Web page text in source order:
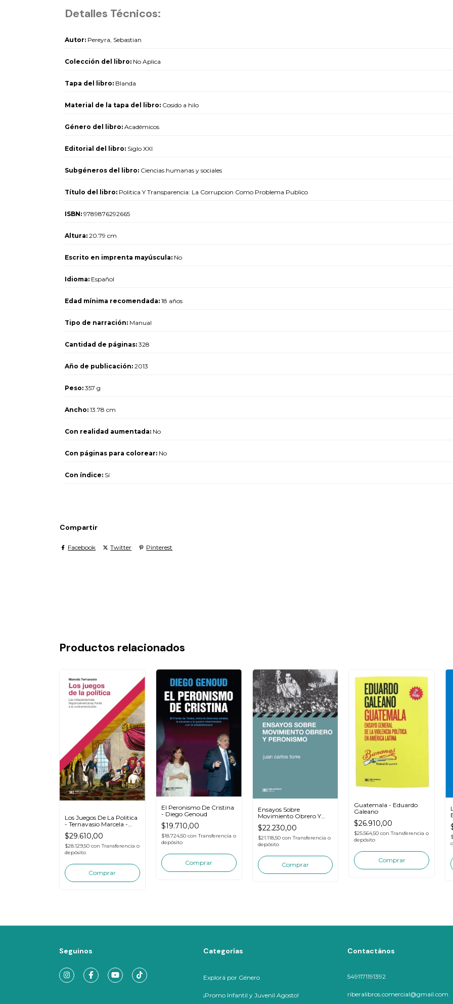
Detalles Técnicos:
Autor: Pereyra, Sebastian
Colección del libro: No Aplica
Tapa del libro: Blanda
Material de la tapa del libro: Cosido a hilo
Género del libro: Académicos
Editorial del libro: Siglo XXI
Subgéneros del libro: Ciencias humanas y sociales
Título del libro: Politica Y Transparencia: La Corrupcion Como Problema Publico
ISBN: 9789876292665
Altura: 20.79 cm
Escrito en imprenta mayúscula: No
Idioma: Español
Edad mínima recomendada: 18 años
Tipo de narración: Manual
Cantidad de páginas: 328
Año de publicación: 2013
Peso: 357 g
Ancho: 13.78 cm
Con realidad aumentada: No
Con páginas para colorear: No
Con índice: Sí
Compartir
Facebook Twitter Pinterest
Productos relacionados
Los Juegos De La Politica
- Ternavasio Marcela -
Siglo Xxi
$29.610,00
$28.129,50 con Transferencia o
depósito
El Peronismo De Cristina
- Diego Genoud
$19.710,00
$18.724,50 con Transferencia o
depósito
Ensayos Sobre
Movimiento Obrero Y
Peronismo - Torre Juan
$22.230,00
$21.118,50 con Transferencia o
depósito
Guatemala - Eduardo
Galeano
$26.910,00
$25.564,50con Transferencia o
depósito
Seguinos Categorías
Explorá por Género
¡Promo Infantil y Juvenil Agosto!
Contactános
5491171191392
riberalibros.comercial@gmail.com